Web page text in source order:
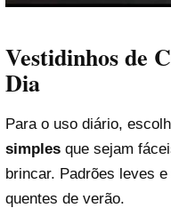
Vestidinhos de
Dia
Para o uso diário,
simples que sejam
brincar. Padrões leves
quentes de verão.